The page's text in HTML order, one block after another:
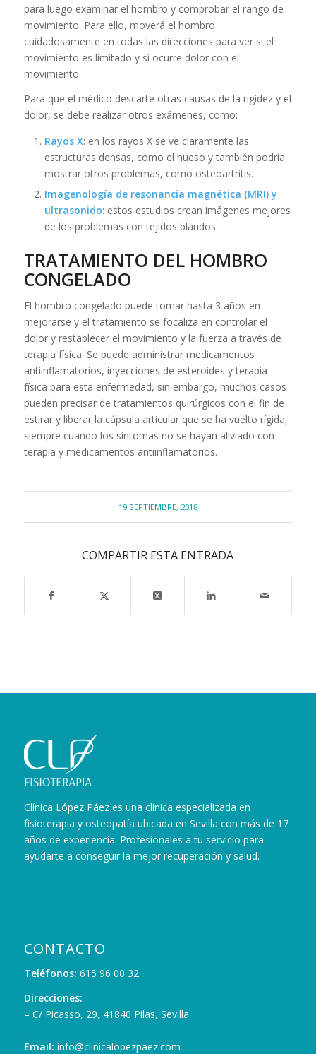
para luego examinar el hombro y comprobar el rango de
movimiento. Para ello, moverá el hombro
cuidadosamente en todas las direcciones para ver si el
movimiento es limitado y si ocurre dolor con el
movimiento.
Para que el médico descarte otras causas de la rigidez y el
dolor, se debe realizar otros exámenes, como:
Rayos X: en los rayos X se ve claramente las
estructuras densas, como el hueso y también podría
mostrar otros problemas, como osteoartritis.
Imagenología de resonancia magnética (MRI) y
ultrasonido: estos estudios crean imágenes mejores
de los problemas con tejidos blandos.
TRATAMIENTO DEL HOMBRO
CONGELADO
El hombro congelado puede tomar hasta 3 años en
mejorarse y el tratamiento se focaliza en controlar el
dolor y restablecer el movimiento y la fuerza a través de
terapia física. Se puede administrar medicamentos
antiinflamatorios, inyecciones de esteroides y terapia
física para esta enfermedad, sin embargo, muchos casos
pueden precisar de tratamientos quirúrgicos con el fin de
estirar y liberar la cápsula articular que se ha vuelto rígida,
siempre cuando los síntomas no se hayan aliviado con
terapia y medicamentos antiinflamatorios.
19 SEPTIEMBRE, 2018
COMPARTIR ESTA ENTRADA
Clínica López Páez es una clínica especializada en
fisioterapia y osteopatía ubicada en Sevilla con más de 17
años de experiencia. Profesionales a tu servicio para
ayudarte a conseguir la mejor recuperación y salud.
CONTACTO
Teléfonos: 615 96 00 32
Direcciones:
– C/ Picasso, 29, 41840 Pilas, Sevilla
.
Email: info@clinicalopezpaez.com